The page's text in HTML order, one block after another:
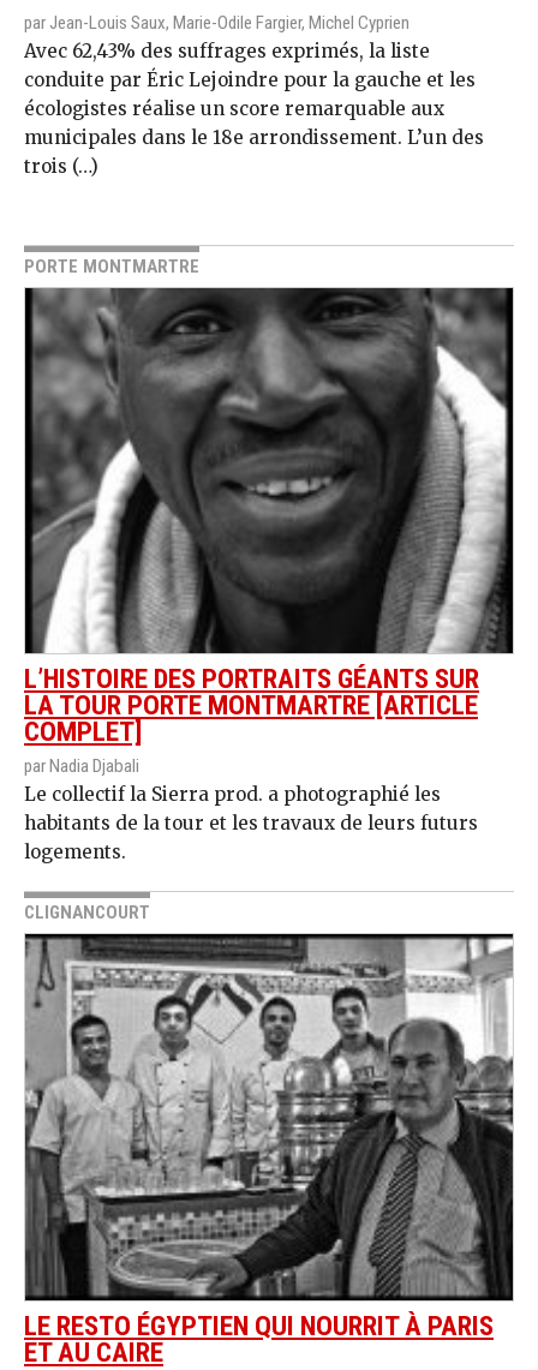
par Jean-Louis Saux, Marie-Odile Fargier, Michel Cyprien
Avec 62,43% des suffrages exprimés, la liste
conduite par Éric Lejoindre pour la gauche et les
écologistes réalise un score remarquable aux
municipales dans le 18e arrondissement. L’un des
trois (…)
PORTE MONTMARTRE
L’HISTOIRE DES PORTRAITS GÉANTS SUR
LA TOUR PORTE MONTMARTRE [ARTICLE
COMPLET]
par Nadia Djabali
Le collectif la Sierra prod. a photographié les
habitants de la tour et les travaux de leurs futurs
logements.
CLIGNANCOURT
LE RESTO ÉGYPTIEN QUI NOURRIT À PARIS
ET AU CAIRE